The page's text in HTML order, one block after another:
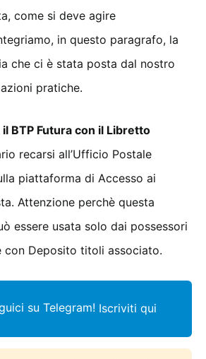
come si deve agire
in questo paragrafo, la
che ci è stata posta dal nostro
pratiche.
BTP Futura con il Libretto
recarsi all’Ufficio Postale
piattaforma di Accesso ai
Attenzione perchè questa
essere usata solo dai possessori
con Deposito titoli associato.
su Telegram! Iscriviti qui